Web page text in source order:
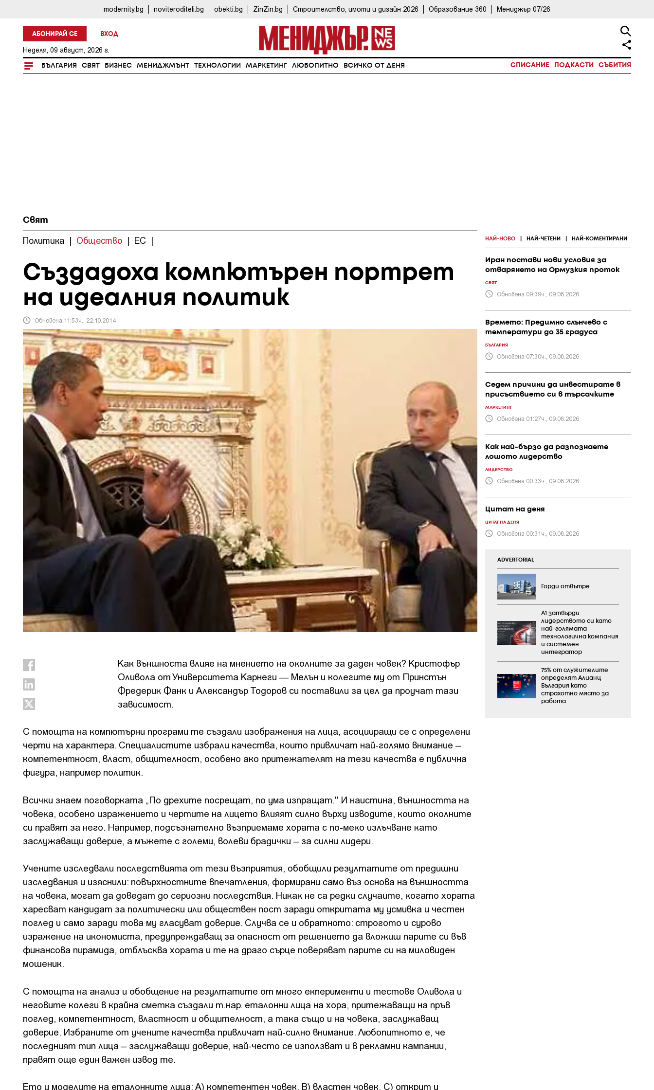
modernity.bg noviteroditeli.bg obekti.bg ZinZin.bg Строителство, имоти и дизайн 2026 Образование 360 Мениджър 07/26
АБОНИРАЙ СЕ ВХОД
Неделя, 09 август, 2026 г.
БЪЛГАРИЯ СВЯТ БИЗНЕС МЕНИДЖМЪНТ ТЕХНОЛОГИИ МАРКЕТИНГ ЛЮБОПИТНО ВСИЧКО ОТ ДЕНЯ СПИСАНИЕ ПОДКАСТИ СЪБИТИЯ
Свят
Политика | Общество | ЕС |
Създадоха компютърен портрет
на идеалния политик
Обновена 11:53ч., 22.10.2014
Как външноста влияе на мнението на околните за даден човек? Кристофър
Оливола от Университета Карнеги — Мелън и колегите му от Принстън
Фредерик Фанк и Александър Тодоров си поставили за цел да проучат тази
зависимост.
С помощта на компютърни програми те създали изображения на лица, асоцииращи се с определени
черти на характера. Специалистите избрали качества, които привличат най-голямо внимание –
компетентност, власт, общителност, особено ако притежателят на тези качества е публична
фигура, например политик.
Всички знаем поговорката „По дрехите посрещат, по ума изпращат." И наистина, външността на
човека, особено изражението и чертите на лицето влияят силно върху изводите, които околните
си правят за него. Например, подсъзнателно възприемаме хората с по-меко излъчване като
заслужаващи доверие, а мъжете с големи, волеви брадички – за силни лидери.
Учените изследвали последствията от тези възприятия, обобщили резултатите от предишни
изследвания и изяснили: повърхностните впечатления, формирани само въз основа на външността
на човека, могат да доведат до сериозни последствия. Никак не са редки случаите, когато хората
харесват кандидат за политически или обществен пост заради откритата му усмивка и честен
поглед и само заради това му гласуват доверие. Случва се и обратното: строгото и сурово
изражение на икономиста, предупреждаващ за опасност от решението да вложиш парите си във
финансова пирамида, отблъсква хората и те на драго сърце поверяват парите си на миловиден
мошеник.
С помощта на анализ и обобщение на резултатите от много екперименти и тестове Оливола и
неговите колеги в крайна сметка създали т.нар. еталонни лица на хора, притежаващи на пръв
поглед, компетентност, властност и общителност, а така също и на човека, заслужаващ
доверие. Избраните от учените качества привличат най-силно внимание. Любопитното е, че
последният тип лица – заслужаващи доверие, най-често се използват и в рекламни кампании,
правят още един важен извод те.
Ето и моделите на еталонните лица: А) компетентен човек, B) властен човек, C) открит и
НАЙ-НОВО НАЙ-ЧЕТЕНИ НАЙ-КОМЕНТИРАНИ
Иран постави нови условия за
отварянето на Ормузкия проток
СВЯТ
Обновена 09:39ч., 09.08.2026
Времето: Предимно слънчево с
температури до 35 градуса
БЪЛГАРИЯ
Обновена 07:30ч., 09.08.2026
Седем причини да инвестирате в
присъствието си в търсачките
МАРКЕТИНГ
Обновена 01:27ч., 09.08.2026
Как най-бързо да разпознаете
лошото лидерство
ЛИДЕРСТВО
Обновена 00:33ч., 09.08.2026
Цитат на деня
ЦИТАТ НА ДЕНЯ
Обновена 00:31ч., 09.08.2026
ADVERTORIAL
Горди отвътре
А1 затвърди
лидерството си като
най-голямата
технологична компания
и системен
интегратор
75% от служителите
определят Алианц
България като
страхотно място за
работа